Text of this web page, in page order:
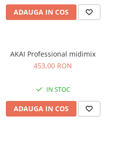
ADAUGA IN COS
AKAI Professional midimix
453,00 RON
IN STOC
ADAUGA IN COS